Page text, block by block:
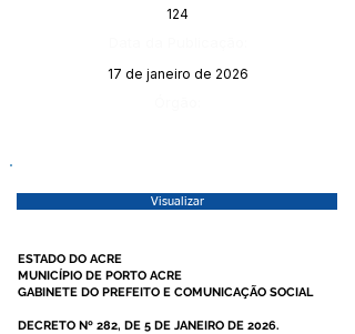
124
17 de janeiro de 2026
Visualizar
ESTADO DO ACRE
MUNICÍPIO DE PORTO ACRE
GABINETE DO PREFEITO E COMUNICAÇÃO SOCIAL
DECRETO Nº 282, DE 5 DE JANEIRO DE 2026.